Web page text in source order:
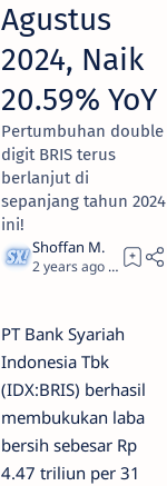
Agustus
2024, Naik
20.59% YoY
Pertumbuhan double
digit BRIS terus
berlanjut di
sepanjang tahun 2024
ini!
2 years ago 2
PT Bank Syariah
Indonesia Tbk
(IDX:BRIS) berhasil
membukukan laba
bersih sebesar Rp
4.47 triliun per 31